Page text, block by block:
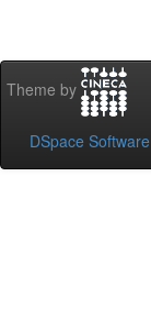
Theme by
DSpace Software